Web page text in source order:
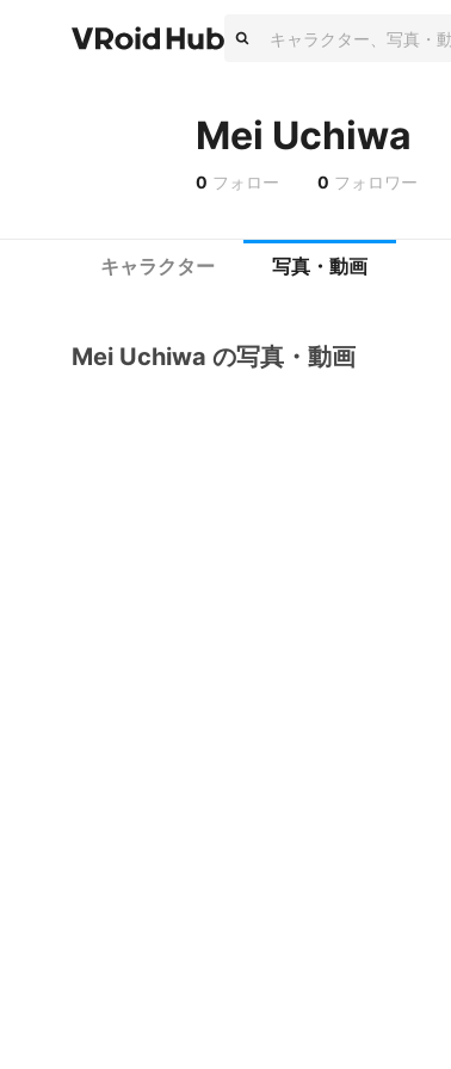
Mei Uchiwa
0 フォロー 0 フォロワー
キャラクター 写真・動画
Mei Uchiwa の写真・動画